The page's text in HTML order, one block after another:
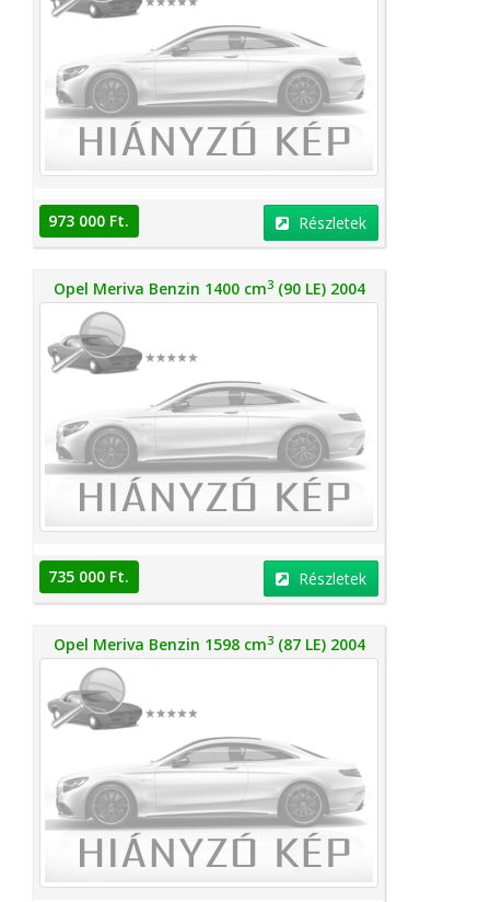
973 000 Ft. Részletek
Opel Meriva Benzin 1400 cm3(90 LE) 2004
735 000 Ft. Részletek
Opel Meriva Benzin 1598 cm3(87 LE) 2004